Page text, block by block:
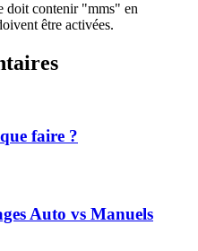
doit contenir "mms" en
être activées.
faire ?
Auto vs Manuels